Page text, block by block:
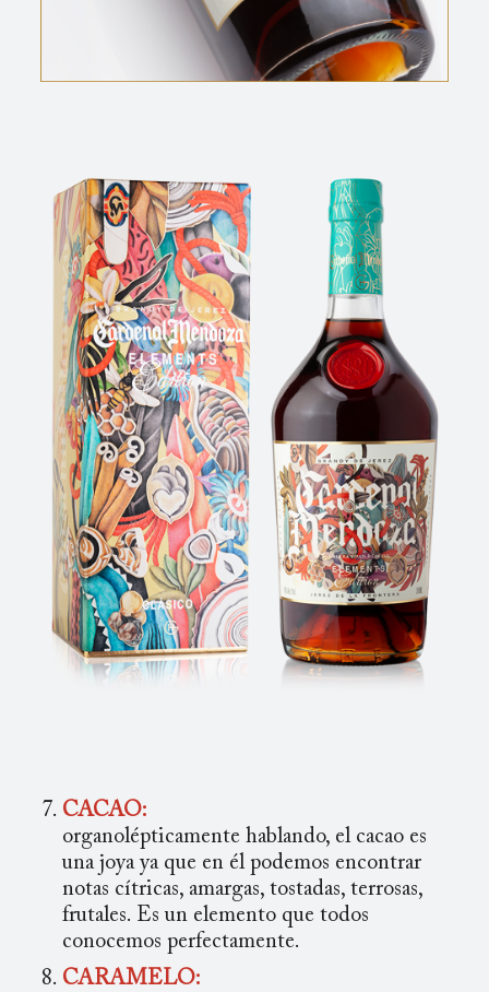
CACAO:
organolépticamente hablando, el cacao es
una joya ya que en él podemos encontrar
notas cítricas, amargas, tostadas, terrosas,
frutales. Es un elemento que todos
conocemos perfectamente.
CARAMELO: